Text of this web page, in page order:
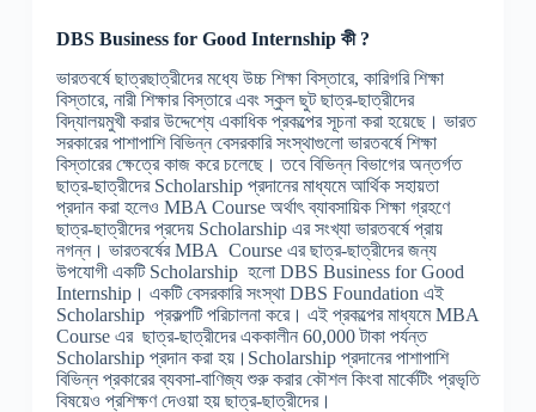
DBS Business for Good Internship কী ?
ভারতবর্ষে ছাত্রছাত্রীদের মধ্যে উচ্চ শিক্ষা বিস্তারে, কারিগরি শিক্ষা
বিস্তারে, নারী শিক্ষার বিস্তারে এবং স্কুল ছুট ছাত্র-ছাত্রীদের
বিদ্যালয়মুখী করার উদ্দেশ্যে একাধিক প্রকল্পের সূচনা করা হয়েছে। ভারত
সরকারের পাশাপাশি বিভিন্ন বেসরকারি সংস্থাগুলো ভারতবর্ষে শিক্ষা
বিস্তারের ক্ষেত্রে কাজ করে চলেছে। তবে বিভিন্ন বিভাগের অন্তর্গত
ছাত্র-ছাত্রীদের Scholarship প্রদানের মাধ্যমে আর্থিক সহায়তা
প্রদান করা হলেও MBA Course অর্থাৎ ব্যাবসায়িক শিক্ষা গ্রহণে
ছাত্র-ছাত্রীদের প্রদেয় Scholarship এর সংখ্যা ভারতবর্ষে প্রায়
নগন্ন। ভারতবর্ষের MBA Course এর ছাত্র-ছাত্রীদের জন্য
উপযোগী একটি Scholarship হলো DBS Business for Good
Internship। একটি বেসরকারি সংস্থা DBS Foundation এই
Scholarship প্রকল্পটি পরিচালনা করে। এই প্রকল্পের মাধ্যমে MBA
Course এর ছাত্র-ছাত্রীদের এককালীন 60,000 টাকা পর্যন্ত
Scholarship প্রদান করা হয়।Scholarship প্রদানের পাশাপাশি
বিভিন্ন প্রকারের ব্যবসা-বাণিজ্য শুরু করার কৌশল কিংবা মার্কেটিং প্রভৃতি
বিষয়েও প্রশিক্ষণ দেওয়া হয় ছাত্র-ছাত্রীদের।